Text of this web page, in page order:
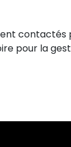
contactés
pour la